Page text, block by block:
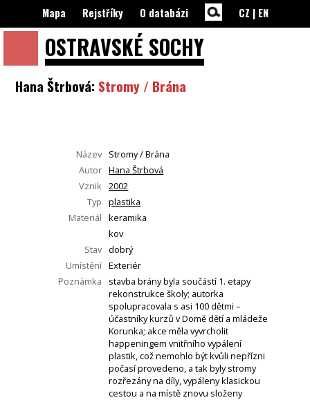
OSTRAVSKÉ SOCHY
Mapa Rejstříky O databázi CZ | EN
Hana Štrbová: Stromy / Brána
Název Stromy / Brána
Autor Hana Štrbová
Vznik 2002
Typ
plastika
Materiál
keramika
kov
Stav dobrý
Umístění Exteriér
Poznámka
stavba brány byla součástí 1. etapy
rekonstrukce školy; autorka
spolupracovala s asi 100 dětmi –
účastníky kurzů v Domě dětí a mládeže
Korunka; akce měla vyvrcholit
happeningem vnitřního vypálení
plastik, což nemohlo být kvůli nepřízni
počasí provedeno, a tak byly stromy
rozřezány na díly, vypáleny klasickou
cestou a na místě znovu složeny